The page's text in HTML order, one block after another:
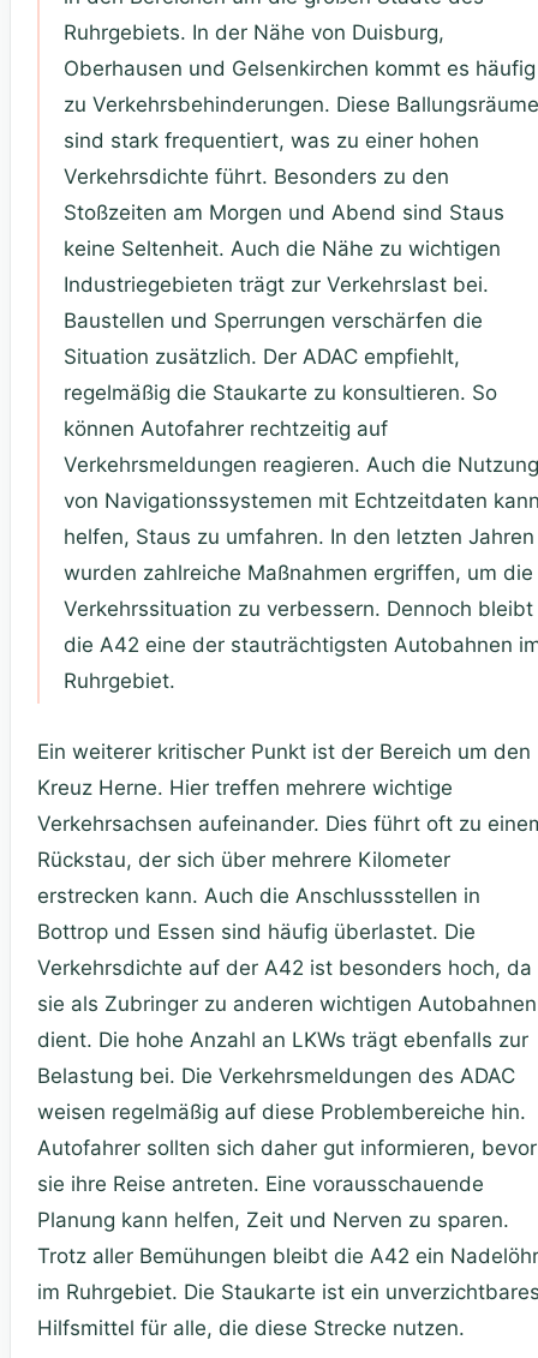
Ruhrgebiets. In der Nähe von Duisburg,
Oberhausen und Gelsenkirchen kommt es häufig
zu Verkehrsbehinderungen. Diese Ballungsräume
sind stark frequentiert, was zu einer hohen
Verkehrsdichte führt. Besonders zu den
Stoßzeiten am Morgen und Abend sind Staus
keine Seltenheit. Auch die Nähe zu wichtigen
Industriegebieten trägt zur Verkehrslast bei.
Baustellen und Sperrungen verschärfen die
Situation zusätzlich. Der ADAC empfiehlt,
regelmäßig die Staukarte zu konsultieren. So
können Autofahrer rechtzeitig auf
Verkehrsmeldungen reagieren. Auch die Nutzung
von Navigationssystemen mit Echtzeitdaten
helfen, Staus zu umfahren. In den letzten Jahren
wurden zahlreiche Maßnahmen ergriffen, um die
Verkehrssituation zu verbessern. Dennoch bleibt
die A42 eine der stauträchtigsten Autobahnen
Ruhrgebiet.
Ein weiterer kritischer Punkt ist der Bereich um den
Kreuz Herne. Hier treffen mehrere wichtige
Verkehrsachsen aufeinander. Dies führt oft zu
Rückstau, der sich über mehrere Kilometer
erstrecken kann. Auch die Anschlussstellen in
Bottrop und Essen sind häufig überlastet. Die
Verkehrsdichte auf der A42 ist besonders hoch, da
sie als Zubringer zu anderen wichtigen Autobahnen
dient. Die hohe Anzahl an LKWs trägt ebenfalls zur
Belastung bei. Die Verkehrsmeldungen des ADAC
weisen regelmäßig auf diese Problembereiche hin.
Autofahrer sollten sich daher gut informieren, bevor
sie ihre Reise antreten. Eine vorausschauende
Planung kann helfen, Zeit und Nerven zu sparen.
Trotz aller Bemühungen bleibt die A42 ein Nadelöhr
im Ruhrgebiet. Die Staukarte ist ein
Hilfsmittel für alle, die diese Strecke nutzen.